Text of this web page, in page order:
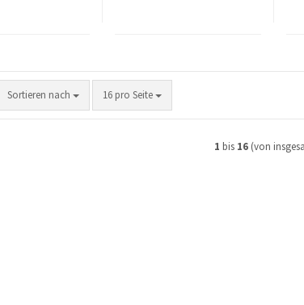
Sortieren nach
Sortieren nach 16 pro Seite
pro Seite
1 bis 16(von